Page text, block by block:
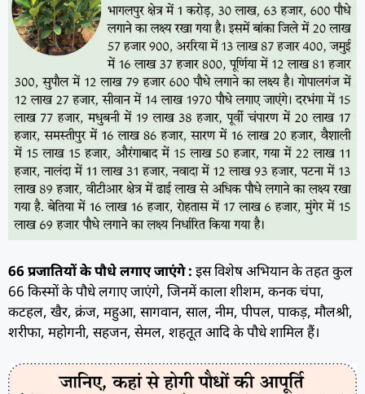
66 प्रजातियों के पौधे लगाए जाएंगे : इस विशेष अभियान के तहत कुल
66 किस्मों के पौधे लगाए जाएंगे, जिनमें काला शीशम, कनक चंपा,
कटहल, खैर, क्रंज, महुआ, सागवान, साल, नीम, पीपल, पाकड़, मौलश्री,
शरीफा, महोगनी, सहजन, सेमल, शहतूत आदि के पौधे शामिल हैं।